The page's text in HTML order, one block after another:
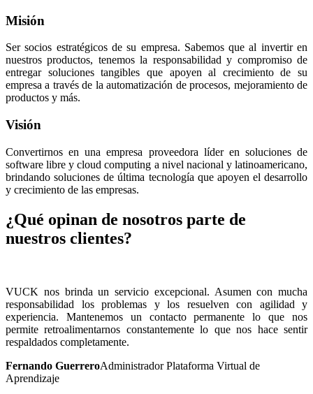
Misión
Ser socios estratégicos de su empresa. Sabemos que al invertir en
nuestros productos, tenemos la responsabilidad y compromiso de
entregar soluciones tangibles que apoyen al crecimiento de su
empresa a través de la automatización de procesos, mejoramiento de
productos y más.
Visión
Convertirnos en una empresa proveedora líder en soluciones de
software libre y cloud computing a nivel nacional y latinoamericano,
brindando soluciones de última tecnología que apoyen el desarrollo
y crecimiento de las empresas.
¿Qué opinan de nosotros parte de
nuestros clientes?
VUCK nos brinda un servicio excepcional. Asumen con mucha
responsabilidad los problemas y los resuelven con agilidad y
experiencia. Mantenemos un contacto permanente lo que nos
permite retroalimentarnos constantemente lo que nos hace sentir
respaldados completamente.
Fernando GuerreroAdministrador Plataforma Virtual de
Aprendizaje